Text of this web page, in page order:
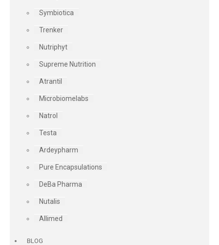
Symbiotica
Trenker
Nutriphyt
Supreme Nutrition
Atrantil
Microbiomelabs
Natrol
Testa
Ardeypharm
Pure Encapsulations
DeBa Pharma
Nutalis
Allimed
BLOG